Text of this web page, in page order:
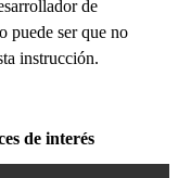
de
puede ser que no
instrucción.
de interés